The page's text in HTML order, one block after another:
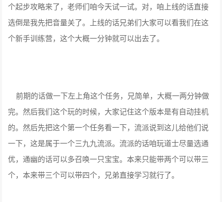
个起步攻略来了，老师们咱今天试一试。对，咱上线的话直接
选倒是我先把音量关了。上线的话兄弟们大家可以看我们在这
个新手训练营，这个大概一分钟就可以出去了。
前期的话做一下左上角这个任务，兄简单，大概一两分钟做
完。然后我们这个玩的时候，大家记住这个版本是有自动挂机
的。然后先把这个第一个任务看一下，流派说到这儿给他们说
一下，这是属于一个三九九流派。流派的话咱玩道士尽量选通
优，通幽的话可以多召唤一只宝宝。本来只能带两个可以带三
个，本来带三个可以带四个，兄弟直接学习就行了。